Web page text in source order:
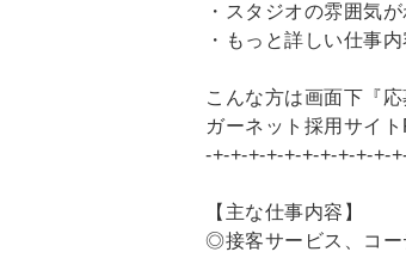
・スタジオの雰囲気
・もっと詳しい仕事
こんな方は画面下『
ガーネット採用サイ
-+-+-+-+-+-+-+-+-+-+-
【主な仕事内容】
◎接客サービス、コー